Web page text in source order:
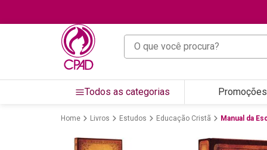
O que você procura?
Todos as categorias Promoções
Livros Estudos Educação Cristã Manual da